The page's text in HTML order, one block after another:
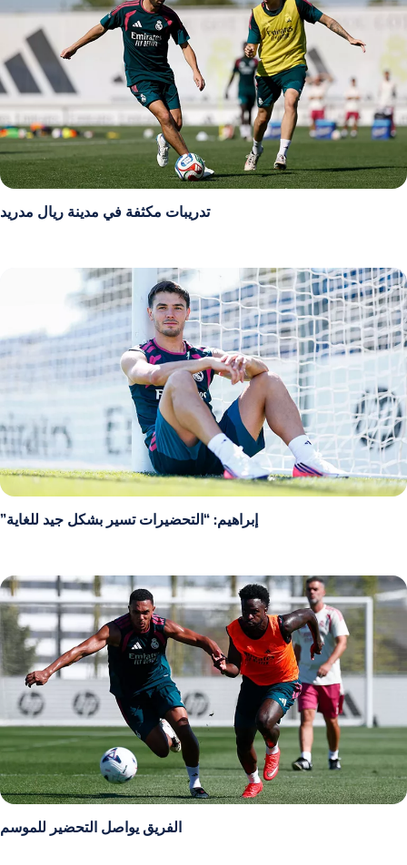
تدريبات مكثفة في مدينة ريال مدريد
إبراهيم: “التحضيرات تسير بشكل جيد للغاية”
الفريق يواصل التحضير للموسم